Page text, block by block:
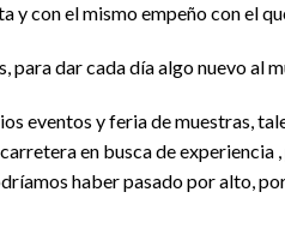
y con el mismo empeño con el
dar cada día algo nuevo al
eventos y feria de muestras,
en busca de
haber pasado por alto,